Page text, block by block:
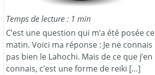
Temps de lecture : 1 min
C’est une question qui m’a été posée ce
matin. Voici ma réponse : Je ne connais
pas bien le Lahochi. Mais de ce que j’en
connais, c’est une forme de reiki […]